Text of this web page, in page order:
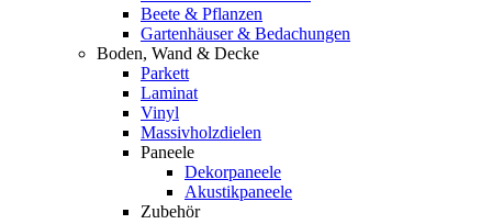
Beete & Pflanzen
Gartenhäuser & Bedachungen
Boden, Wand & Decke
Parkett
Laminat
Vinyl
Massivholzdielen
Paneele
Dekorpaneele
Akustikpaneele
Zubehör